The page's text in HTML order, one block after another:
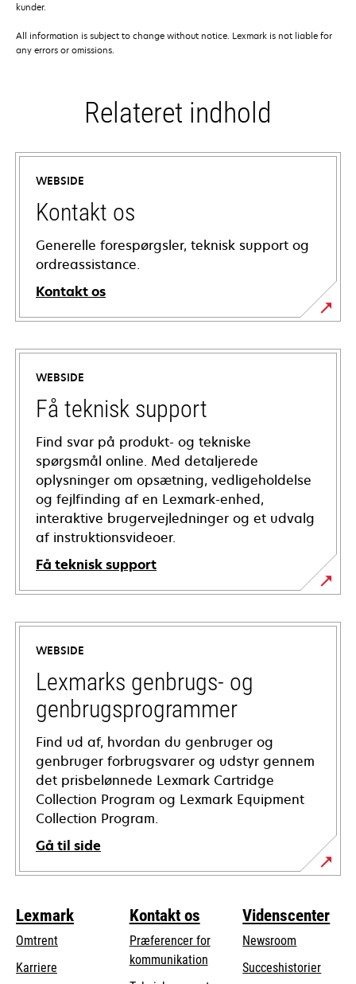
kunder.
All information is subject to change without notice. Lexmark is not liable for
any errors or omissions.
Relateret indhold
WEBSIDE
Kontakt os
Generelle forespørgsler, teknisk support og
ordreassistance.
Kontakt os
WEBSIDE
Få teknisk support
Find svar på produkt- og tekniske
spørgsmål online. Med detaljerede
oplysninger om opsætning, vedligeholdelse
og fejlfinding af en Lexmark-enhed,
interaktive brugervejledninger og et udvalg
af instruktionsvideoer.
Få teknisk support
opens
in
new
tab
WEBSIDE
Lexmarks genbrugs- og
genbrugsprogrammer
Find ud af, hvordan du genbruger og
genbruger forbrugsvarer og udstyr gennem
det prisbelønnede Lexmark Cartridge
Collection Program og Lexmark Equipment
Collection Program.
Gå til side
Lexmark
Omtrent
Karriere
Kontakt os
Præferencer for
kommunikation
Videnscenter
Newsroom
Succeshistorier